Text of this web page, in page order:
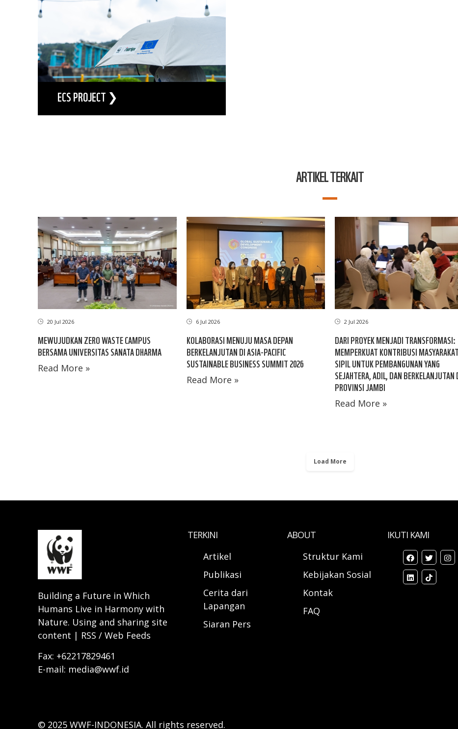
ECS PROJECT ❯
ARTIKEL TERKAIT
20 Jul 2026
MEWUJUDKAN ZERO WASTE CAMPUS
BERSAMA UNIVERSITAS SANATA DHARMA
Read More »
6 Jul 2026
KOLABORASI MENUJU MASA DEPAN
BERKELANJUTAN DI ASIA-PACIFIC
SUSTAINABLE BUSINESS SUMMIT 2026
Read More »
2 Jul 2026
DARI PROYEK MENJADI TRANSFORMASI:
MEMPERKUAT KONTRIBUSI MASYARAKAT
SIPIL UNTUK PEMBANGUNAN YANG
SEJAHTERA, ADIL, DAN BERKELANJUTAN
PROVINSI JAMBI
Read More »
Load More
Building a Future in Which
Humans Live in Harmony with
Nature. Using and sharing site
content | RSS / Web Feeds
Fax: +62217829461
E-mail: media@wwf.id
TERKINI
Artikel
Publikasi
Cerita dari
Lapangan
Siaran Pers
ABOUT
Struktur Kami
Kebijakan Sosial
Kontak
FAQ
IKUTI KAMI
© 2025 WWF-INDONESIA. All rights reserved.